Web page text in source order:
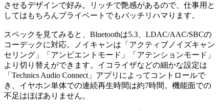
させるデザインで好み。リッチで艶感があるので、仕事用と
してはもちろんプライベートでもバッチリハマります。
スペックを見てみると、Bluetoothは5.3、LDAC/AAC/SBCの
コーデックに対応。ノイキャンは「アクティブノイズキャン
セリング」「アンビエントモード」「アテンションモード」
より切り替えができます。イコライザなどの細かな設定は
「Technics Audio Connect」アプリによってコントロールで
き、イヤホン単体での連続再生時間は約7時間。機能面での
不足はほぼありません。